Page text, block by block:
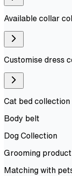
Available collar
Customise dress
Cat bed collection
Body belt
Dog Collection
Grooming product
Matching with